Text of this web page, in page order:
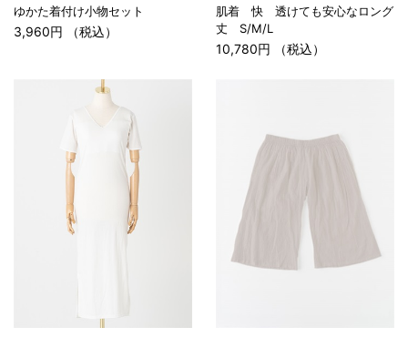
ゆかた着付け小物セット
3,960円 （税込）
肌着 快 透けても安心なロング
丈 S/M/L
10,780円 （税込）